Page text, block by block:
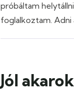
próbáltam
foglalkoztam. Adni
Jól